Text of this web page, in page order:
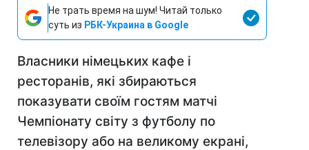
Не трать время на шум! Читай только
суть из РБК-Украина в Google
Власники німецьких кафе і
ресторанів, які збираються
показувати своїм гостям матчі
Чемпіонату світу з футболу по
телевізору або на великому екрані,